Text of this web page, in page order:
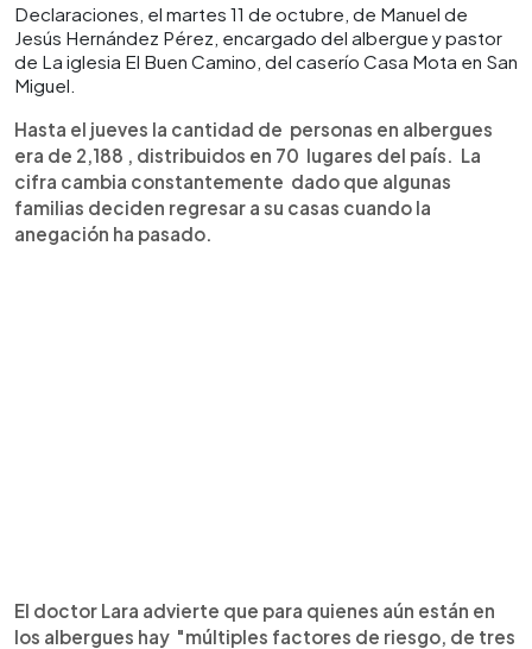
Declaraciones, el martes 11 de octubre, de Manuel de
Jesús Hernández Pérez, encargado del albergue y pastor
de La iglesia El Buen Camino, del caserío Casa Mota en San
Miguel.
Hasta el jueves la cantidad de personas en albergues
era de 2,188 , distribuidos en 70 lugares del país. La
cifra cambia constantemente dado que algunas
familias deciden regresar a su casas cuando la
anegación ha pasado.
El doctor Lara advierte que para quienes aún están en
los albergues hay "múltiples factores de riesgo, de tres